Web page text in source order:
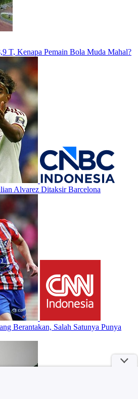
T, Kenapa Pemain Bola Muda Mahal?
Alvarez Ditaksir Barcelona
Berantakan, Salah Satunya Punya